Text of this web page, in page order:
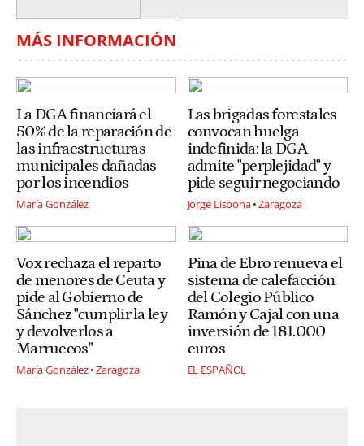
MÁS INFORMACIÓN
La DGA financiará el
50% de la reparación de
las infraestructuras
municipales dañadas
por los incendios
María González
Las brigadas forestales
convocan huelga
indefinida: la DGA
admite "perplejidad" y
pide seguir negociando
Jorge Lisbona Zaragoza
Vox rechaza el reparto
de menores de Ceuta y
pide al Gobierno de
Sánchez "cumplir la ley
y devolverlos a
Marruecos"
María González Zaragoza
Pina de Ebro renueva el
sistema de calefacción
del Colegio Público
Ramón y Cajal con una
inversión de 181.000
euros
EL ESPAÑOL